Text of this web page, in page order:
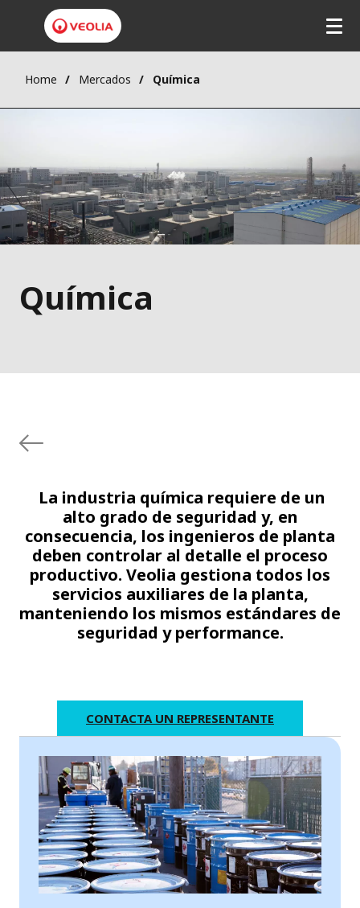
Home Mercados Química
Química
La industria química requiere de un
alto grado de seguridad y, en
consecuencia, los ingenieros de planta
deben controlar al detalle el proceso
productivo. Veolia gestiona todos los
servicios auxiliares de la planta,
manteniendo los mismos estándares de
seguridad y performance.
CONTACTA UN REPRESENTANTE